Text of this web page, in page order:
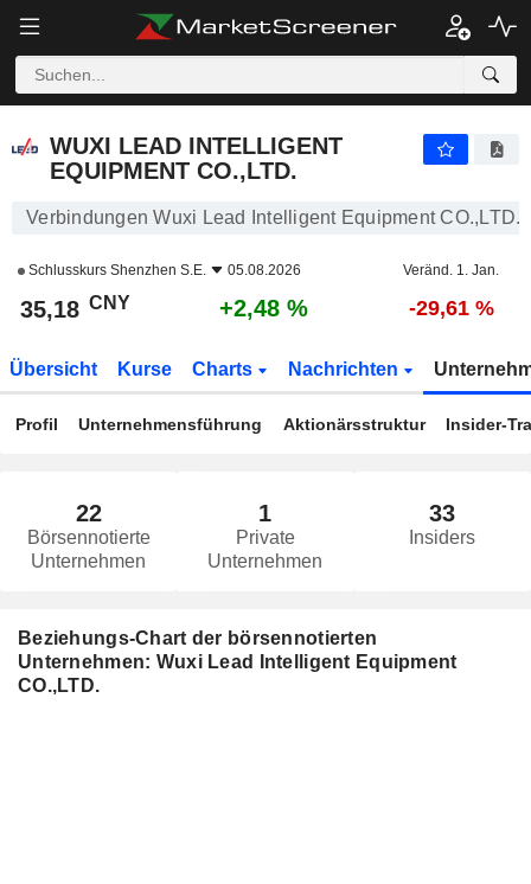
WUXI LEAD INTELLIGENT
EQUIPMENT CO.,LTD.
Verbindungen Wuxi Lead Intelligent Equipment CO.,LTD.
Schlusskurs Shenzhen S.E. 05.08.2026 Veränd. 1. Jan.
35,18 CNY +2,48 % -29,61 %
Übersicht Kurse Charts Nachrichten
Profil Unternehmensführung Aktionärsstruktur Insider-
22
Börsennotierte
Unternehmen
1
Private
Unternehmen
33
Insiders
Beziehungs-Chart der börsennotierten
Unternehmen: Wuxi Lead Intelligent Equipment
CO.,LTD.